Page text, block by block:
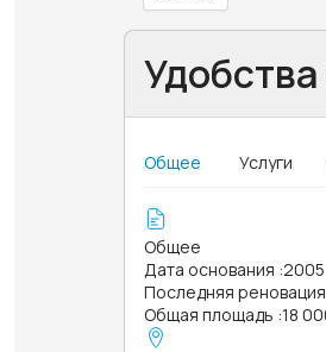
Общее Услуги
Общее
Дата основания :2005
Последняя реновация
Общая площадь :18